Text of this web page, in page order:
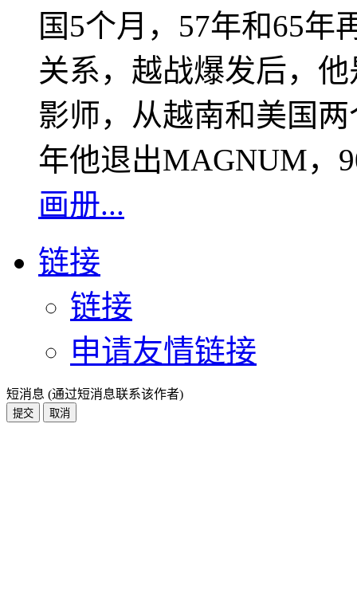
国5个月，57年和65年
关系，越战爆发后，
影师，从越南和美国
年他退出MAGNUM，
画册...
链接
链接
申请友情链接
短消息 (通过短消息联系该作者)